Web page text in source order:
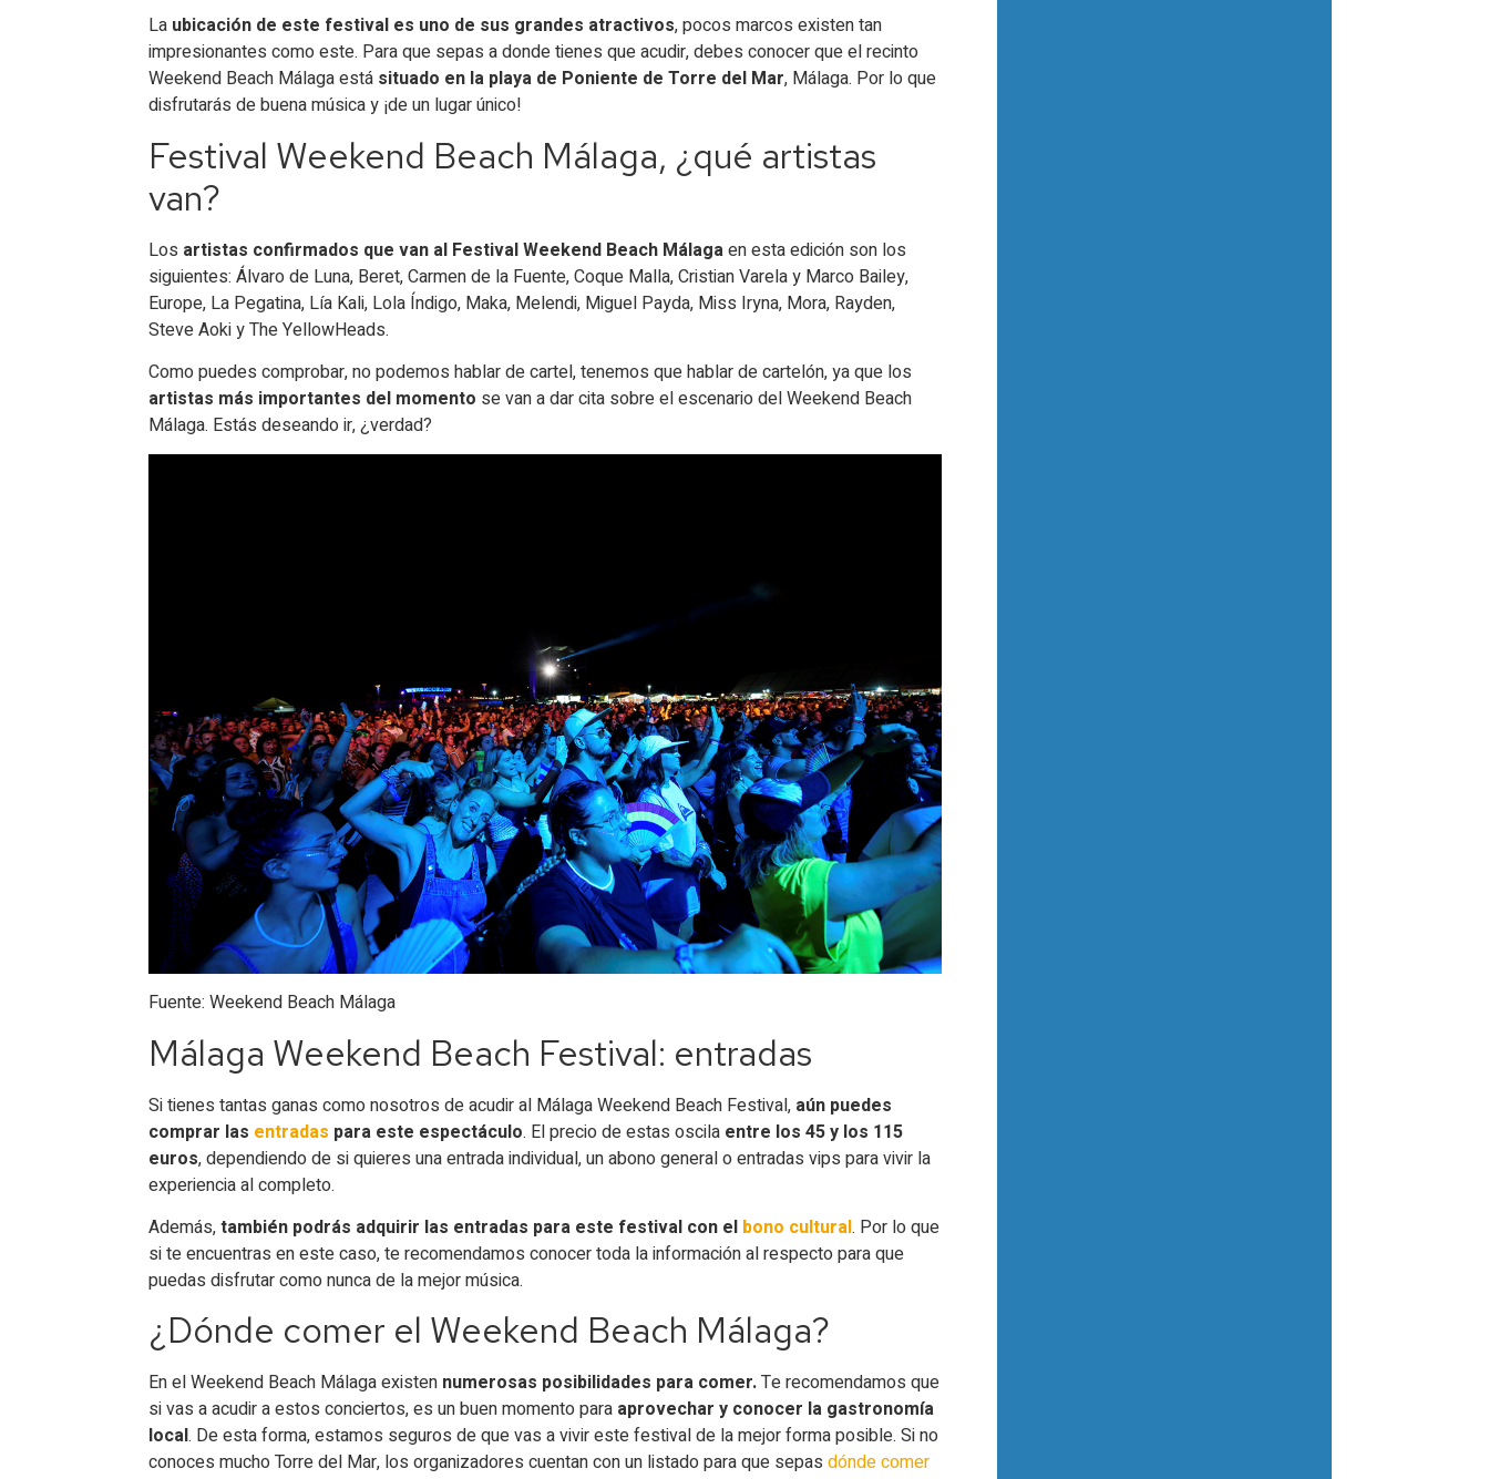
La ubicación de este festival es uno de sus grandes atractivos, pocos marcos existen tan
impresionantes como este. Para que sepas a donde tienes que acudir, debes conocer que el recinto
Weekend Beach Málaga está situado en la playa de Poniente de Torre del Mar, Málaga. Por lo que
disfrutarás de buena música y ¡de un lugar único!
Festival Weekend Beach Málaga, ¿qué artistas
van?
Los artistas confirmados que van al Festival Weekend Beach Málagaen esta edición son los
siguientes: Álvaro de Luna, Beret, Carmen de la Fuente, Coque Malla, Cristian Varela y Marco Bailey,
Europe, La Pegatina, Lía Kali, Lola Índigo, Maka, Melendi, Miguel Payda, Miss Iryna, Mora, Rayden,
Steve Aoki y The YellowHeads.
Como puedes comprobar, no podemos hablar de cartel, tenemos que hablar de cartelón, ya que los
artistas más importantes del momento se van a dar cita sobre el escenario del Weekend Beach
Málaga. Estás deseando ir, ¿verdad?
Fuente: Weekend Beach Málaga
Málaga Weekend Beach Festival: entradas
Si tienes tantas ganas como nosotros de acudir al Málaga Weekend Beach Festival, aún puedes
comprar las entradas para este espectáculo. El precio de estas oscila entre los 45 y los 115
euros, dependiendo de si quieres una entrada individual, un abono general o entradas vips para vivir la
experiencia al completo.
Además,también podrás adquirir las entradas para este festival con el bono cultural. Por lo que
si te encuentras en este caso, te recomendamos conocer toda la información al respecto para que
puedas disfrutar como nunca de la mejor música.
¿Dónde comer el Weekend Beach Málaga?
En el Weekend Beach Málaga existen numerosas posibilidades para comer.Te recomendamos que
si vas a acudir a estos conciertos, es un buen momento para aprovechar y conocer la gastronomía
local. De esta forma, estamos seguros de que vas a vivir este festival de la mejor forma posible. Si no
conoces mucho Torre del Mar, los organizadores cuentan con un listado para que sepasdónde comer